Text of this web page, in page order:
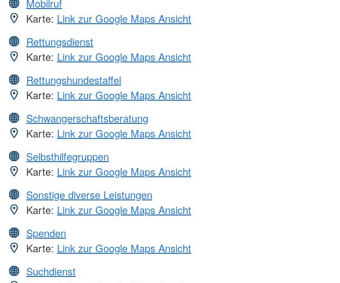
Mobilruf
Karte: Link zur Google Maps Ansicht
Rettungsdienst
Karte: Link zur Google Maps Ansicht
Rettungshundestaffel
Karte: Link zur Google Maps Ansicht
Schwangerschaftsberatung
Karte: Link zur Google Maps Ansicht
Selbsthilfegruppen
Karte: Link zur Google Maps Ansicht
Sonstige diverse Leistungen
Karte: Link zur Google Maps Ansicht
Spenden
Karte: Link zur Google Maps Ansicht
Suchdienst